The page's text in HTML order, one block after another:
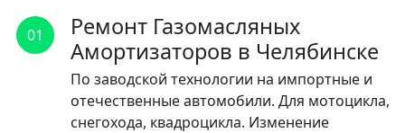
импортные и
отечественные
автомобили.
ЧИТАТЬ
01
Ремонт Газомасляных
Амортизаторов в Челябинске
По заводской технологии на импортные и
отечественные автомобили. Для мотоцикла,
снегохода, квадроцикла. Изменение